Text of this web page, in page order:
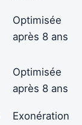
Optimisée
après 8 ans
Optimisée
après 8 ans
Exonération